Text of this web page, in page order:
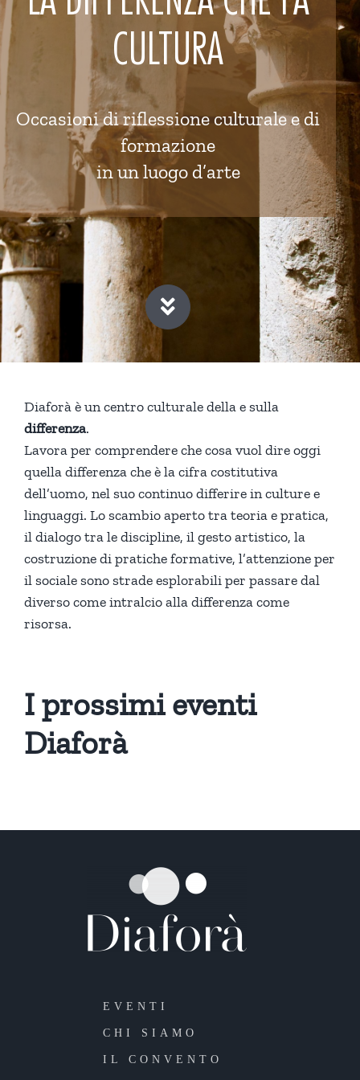
CULTURA
Occasioni di riflessione culturale e di
formazione
in un luogo d’arte
Diaforà è un centro culturale della e sulla
differenza.
Lavora per comprendere che cosa vuol dire oggi
quella differenza che è la cifra costitutiva
dell’uomo, nel suo continuo differire in culture e
linguaggi. Lo scambio aperto tra teoria e pratica,
il dialogo tra le discipline, il gesto artistico, la
costruzione di pratiche formative, l’attenzione per
il sociale sono strade esplorabili per passare dal
diverso come intralcio alla differenza come
risorsa.
I prossimi eventi
Diaforà
EVENTI
CHI SIAMO
IL CONVENTO